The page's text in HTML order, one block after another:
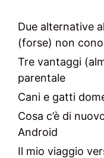
Due alternative
(forse) non
Tre vantaggi
parentale
Cani e gatti
Cosa c’è di
Android
Il mio viaggio